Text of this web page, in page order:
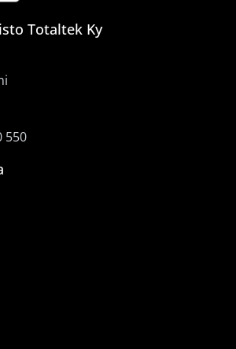
Totaltek Ky
550